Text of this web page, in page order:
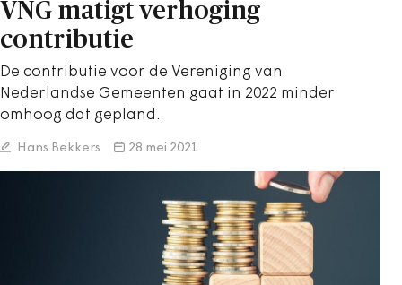
VNG matigt verhoging
contributie
De contributie voor de Vereniging van
Nederlandse Gemeenten gaat in 2022 minder
omhoog dat gepland.
Hans Bekkers 28 mei 2021